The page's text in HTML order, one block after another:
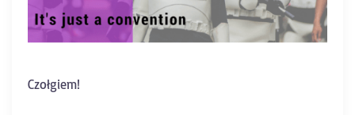
Czołgiem!